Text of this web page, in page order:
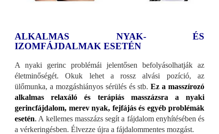
ALKALMAS NYAK- ÉS
IZOMFÁJDALMAK ESETÉN
A nyaki gerinc problémái jelentősen befolyásolhatják az
életminőségét. Okuk lehet a rossz alvási pozíció, az
ülőmunka, a mozgáshiányos sérülés és stb.Ez a masszírozó
alkalmas relaxáló és terápiás masszázsra a nyaki
gerincfájdalom, merev nyak, fejfájás és egyéb problémák
esetén. A kellemes masszázs segít a fájdalom enyhítésében és
a vérkeringésben. Élvezze újra a fájdalommentes mozgást.